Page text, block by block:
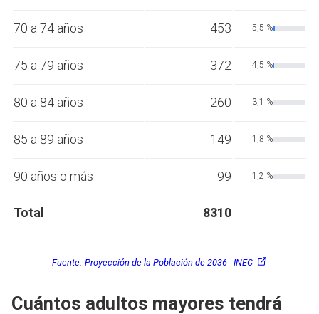
70 a 74 años 453 5,5 %
75 a 79 años 372 4,5 %
80 a 84 años 260 3,1 %
85 a 89 años 149 1,8 %
90 años o más 99 1,2 %
Total 8310
Fuente: Proyección de la Población de 2036 - INEC
Cuántos adultos mayores tendrá